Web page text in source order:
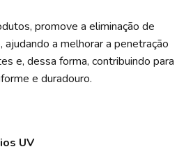
promove a eliminação de
a melhorar a penetração
e, dessa forma, contribuindo para
e duradouro.
UV